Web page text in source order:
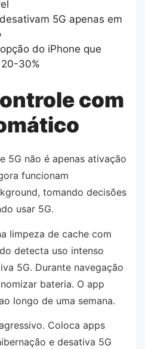
5G apenas em
opção do iPhone que
30%
com
5G não é apenas ativação
funcionam
tomando decisões
usar 5G.
limpeza de cache com
detecta uso intenso
5G. Durante navegação
bateria. O app
longo de uma semana.
Coloca apps
e desativa 5G